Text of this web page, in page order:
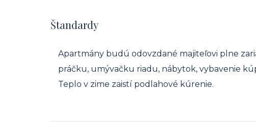
Štandardy
Apartmány budú odovzdané majiteľovi plne
práčku, umývačku riadu, nábytok, vybavenie
Teplo v zime zaistí podlahové kúrenie.